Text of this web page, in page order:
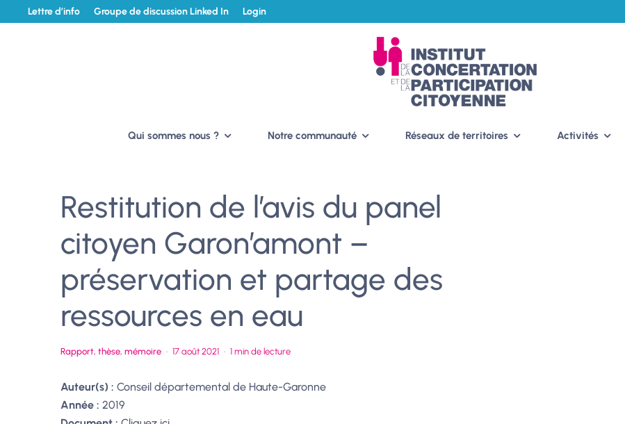
Lettre d’info Groupe de discussion Linked In Login
Qui sommes nous ? Notre communauté Réseaux de territoires Activités
Restitution de l’avis du panel
citoyen Garon’amont –
préservation et partage des
ressources en eau
Rapport, thèse, mémoire · 17 août 2021 · 1 min de lecture
Auteur(s) : Conseil départemental de Haute-Garonne
Année : 2019